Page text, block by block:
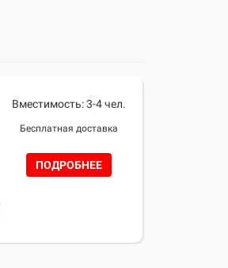
Вместимость: 3-4 чел.
Бесплатная доставка
ПОДРОБНЕЕ